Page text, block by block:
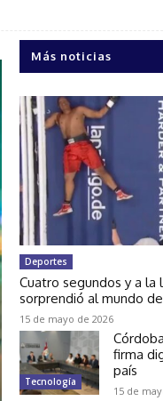
Más noticias
Deportes
Cuatro segundos y a la
sorprendió al mundo
15 de mayo de 2026
Tecnología
firma
país
15 de